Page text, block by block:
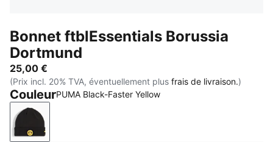
Bonnet ftblEssentials Borussia
Dortmund
25,00 €
(Prix incl. 20% TVA, éventuellement plus frais de livraison.)
CouleurPUMA Black-Faster Yellow
PUMA Black-Faster Yellow